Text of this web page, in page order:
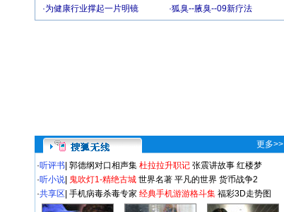
·为健康行业撑起一片明镜 ·狐臭--腋臭--09新疗法
更多>>
·听评书 郭德纲对口相声集 杜拉拉升职记 张震讲故事 红楼梦
·听小说 鬼吹灯1-精绝古城 世界名著 平凡的世界 货币战争2
·共享区 手机病毒杀毒专家 经典手机游游格斗集 福彩3D走势图